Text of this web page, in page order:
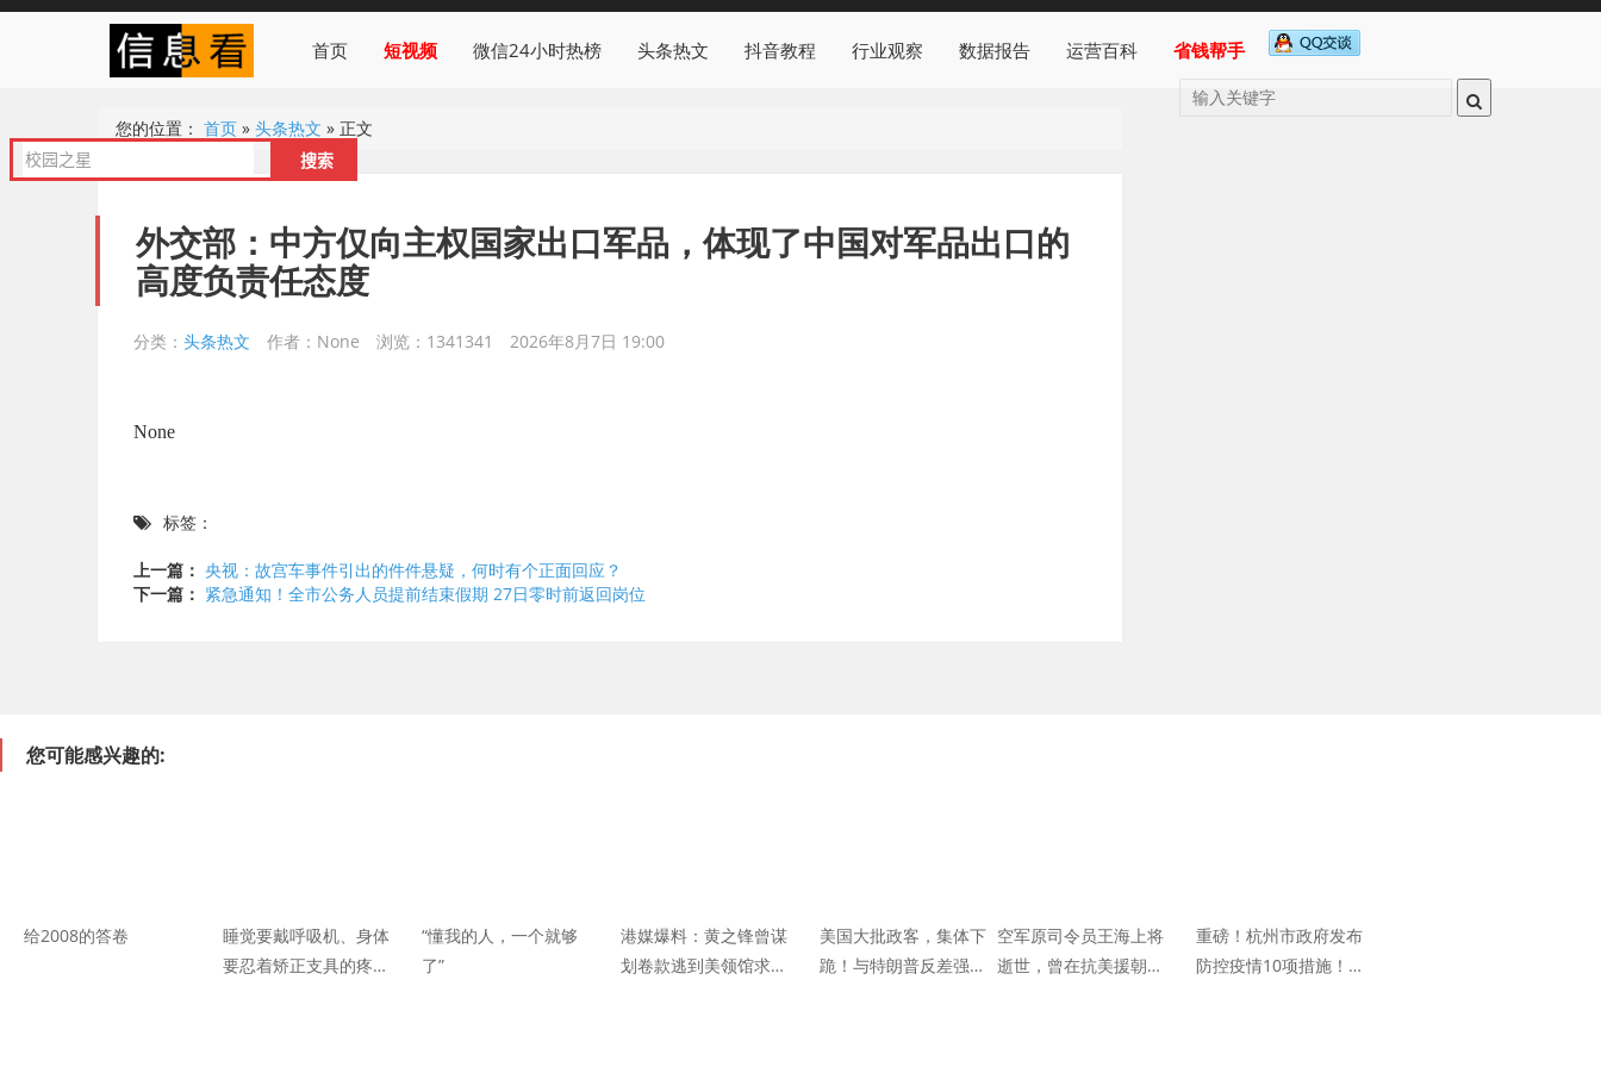
首页 短视频 微信24小时热榜 头条热文 抖音教程 行业观察 数据报告 运营百科 省钱帮手
您的位置： 首页 » 头条热文 » 正文
外交部：中方仅向主权国家出口军品，体现了中国对军品出口的
高度负责任态度
分类： 头条热文 作者：None 浏览：1341341 2026年8月7日 19:00
None
标签：
上一篇： 央视：故宫车事件引出的件件悬疑，何时有个正面回应？
下一篇： 紧急通知！全市公务人员提前结束假期 27日零时前返回岗位
您可能感兴趣的:
给2008的答卷
睡觉要戴呼吸机、身体
要忍着矫正支具的疼…
“懂我的人，一个就够
了”
港媒爆料：黄之锋曾谋
划卷款逃到美领馆求庇
美国大批政客，集体下
跪！与特朗普反差强
空军原司令员王海上将
逝世，曾在抗美援朝时
重磅！杭州市政府发布
防控疫情10项措施！全